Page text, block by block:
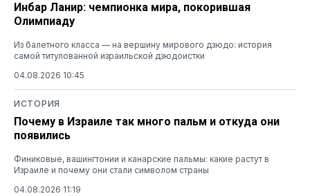
Инбар Ланир: чемпионка мира, покорившая
Олимпиаду
Из балетного класса — на вершину мирового дзюдо: история
самой титулованной израильской дзюдоистки
04.08.2026 10:45
ИСТОРИЯ
Почему в Израиле так много пальм и откуда они
появились
Финиковые, вашингтонии и канарские пальмы: какие растут в
Израиле и почему они стали символом страны
04.08.2026 11:19